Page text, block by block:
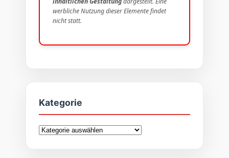
werbliche Nutzung dieser Elemente findet
nicht statt.
Kategorie
Kategorie